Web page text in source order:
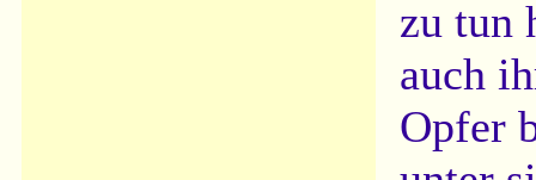
zu tun
auch
Opfer